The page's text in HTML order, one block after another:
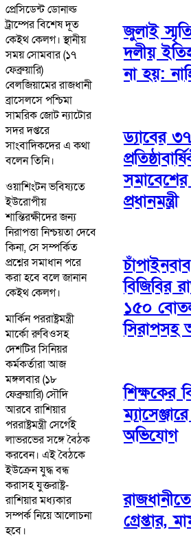
প্রেসিডেন্ট ডোনাল্ড
ট্রাম্পের বিশেষ দূত
কেইথ কেলগ। স্থানীয়
সময় সোমবার (১৭
ফেব্রুয়ারি)
বেলজিয়ামের রাজধানী
ব্রাসেলসে পশ্চিমা
সামরিক জোট ন্যাটোর
সদর দপ্তরে
সাংবাদিকদের এ কথা
বলেন তিনি।
ওয়াশিংটন ভবিষ্যতে
ইউরোপীয়
শান্তিরক্ষীদের জন্য
নিরাপত্তা নিশ্চয়তা দেবে
কিনা, সে সম্পর্কিত
প্রশ্নের সমাধান পরে
করা হবে বলে জানান
কেইথ কেলগ।
মার্কিন পররাষ্ট্রমন্ত্রী
মার্কো রুবিওসহ
দেশটির সিনিয়র
কর্মকর্তারা আজ
মঙ্গলবার (১৮
ফেব্রুয়ারি) সৌদি
আরবে রাশিয়ার
পররাষ্ট্রমন্ত্রী সের্গেই
লাভরভের সঙ্গে বৈঠক
করবেন। এই বৈঠকে
ইউক্রেন যুদ্ধ বন্ধ
করাসহ যুক্তরাষ্ট্র-
রাশিয়ার মধ্যকার
সম্পর্ক নিয়ে আলোচনা
হবে।
জুলাই
দলীয়
না হয়:
ড্যাবের
প্রধানমন্ত্রী
বিজিবির
১৫০
শিক্ষকের
অভিযোগ
গ্রেপ্তার,